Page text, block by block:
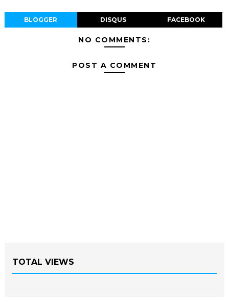
BLOGGER DISQUS FACEBOOK
NO COMMENTS:
POST A COMMENT
TOTAL VIEWS